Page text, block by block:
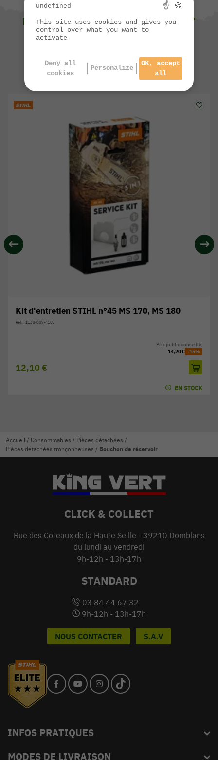
NOUS VOUS SUGGÉRONS ÉGALEMENT
Kit d'entretien STIHL n°45 MS 170, MS 180
Réf. : 1130-007-4103
12,10 €
Prix public conseillé:
14,20 € -15%
EN STOCK
Accueil / Consommables / Pièces détachées /
Pièces détachées tronçonneuses / Bouchon de réservoir
CLICK & COLLECT
Rue des Coteaux de la Haute Seille - 39210 Domblans
du lundi au vendredi
9h-12h - 13h-17h
STANDARD
03 84 44 67 32
9h-12h - 13h-17h
NOUS CONTACTER S.A.V
INFOS PRATIQUES
MODES DE LIVRAISON
undefined ☝ 🍪
This site uses cookies and gives you
control over what you want to
activate
Deny all
cookies
Personalize
OK, accept
all